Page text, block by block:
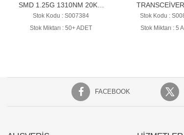
SMD 1.25G 1310NM 20KM
SFP TRANSFER MODÜLÜ-
SM
Stok Kodu : S007384
Stok Miktarı : 50+ ADET
Stok Kodu :
Stok Miktarı : 5
FACEBOOK